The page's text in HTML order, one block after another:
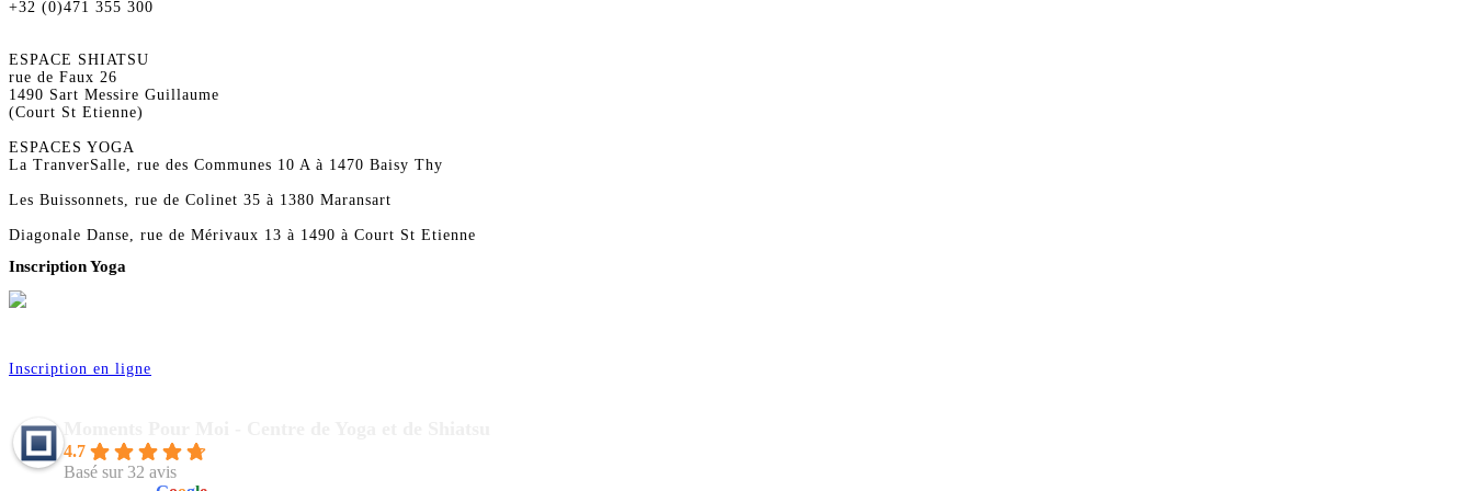
+32 (0)471 355 300
ESPACE SHIATSU
rue de Faux 26
1490 Sart Messire Guillaume
(Court St Etienne)
ESPACES YOGA
La TranverSalle, rue des Communes 10 A à 1470 Baisy Thy
Les Buissonnets, rue de Colinet 35 à 1380 Maransart
Diagonale Danse, rue de Mérivaux 13 à 1490 à Court St Etienne
Inscription Yoga
Inscription en ligne
4.7
Basé sur 32 avis